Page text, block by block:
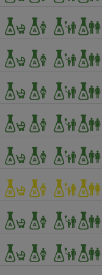
à expressos
Robot ménager